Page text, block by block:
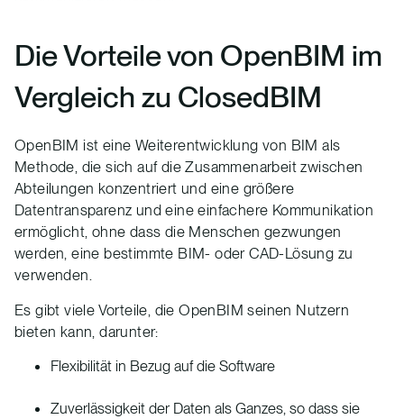
Die Vorteile von OpenBIM im
Vergleich zu ClosedBIM
OpenBIM ist eine Weiterentwicklung von BIM als
Methode, die sich auf die Zusammenarbeit zwischen
Abteilungen konzentriert und eine größere
Datentransparenz und eine einfachere Kommunikation
ermöglicht, ohne dass die Menschen gezwungen
werden, eine bestimmte BIM- oder CAD-Lösung zu
verwenden.
Es gibt viele Vorteile, die OpenBIM seinen Nutzern
bieten kann, darunter:
Flexibilität in Bezug auf die Software
Zuverlässigkeit der Daten als Ganzes, so dass sie